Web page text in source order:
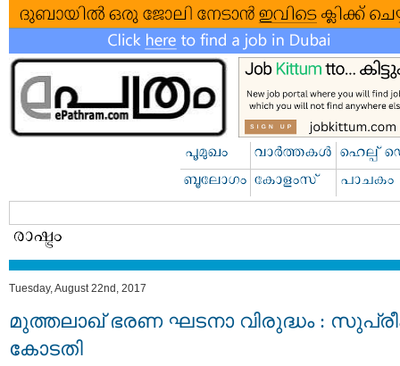
Tuesday, August 22nd, 2017
മുത്തലാഖ് ഭരണ ഘടനാ വിരുദ്ധം :
കോടതി